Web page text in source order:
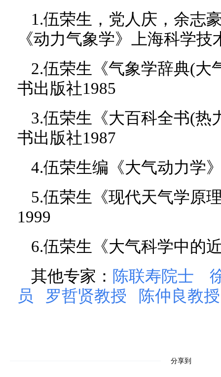
1.伍荣生，党人庆，余志
《动力气象学》上海科学技
2.伍荣生《气象学辞典(大
书出版社1985
3.伍荣生《大百科全书(热
书出版社1987
4.伍荣生编《大气动力学
5.伍荣生《现代天气学原
1999
6.伍荣生《大气科学中的
其他专家： 陈联寿院士
员
罗哲贤教授 陈仲良教授
分享到